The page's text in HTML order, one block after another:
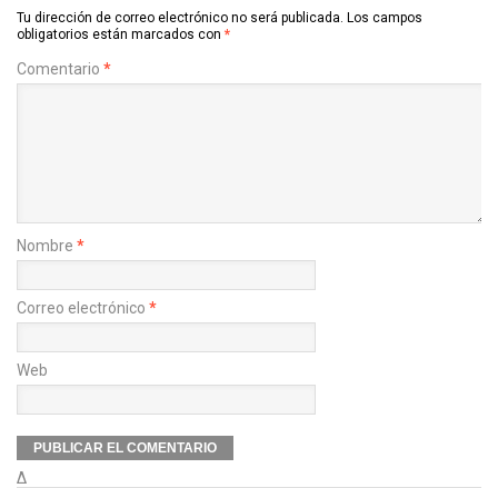
Tu dirección de correo electrónico no será publicada. Los campos
obligatorios están marcados con *
Comentario *
Nombre *
Correo electrónico *
Web
Δ